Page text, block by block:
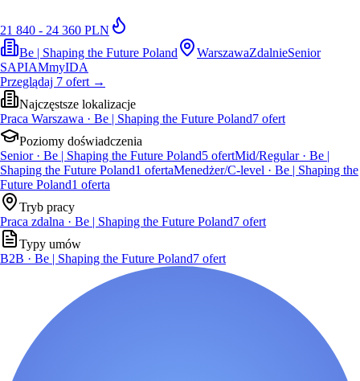
21 840 - 24 360 PLN
Be | Shaping the Future Poland
WarszawaZdalnieSenior
SAPIAMmyIDA
Przeglądaj 7 ofert →
Najczęstsze lokalizacje
Praca Warszawa · Be | Shaping the Future Poland7 ofert
Poziomy doświadczenia
Senior · Be | Shaping the Future Poland5 ofertMid/Regular · Be |
Shaping the Future Poland1 ofertaMenedżer/C-level · Be | Shaping the
Future Poland1 oferta
Tryb pracy
Praca zdalna · Be | Shaping the Future Poland7 ofert
Typy umów
B2B · Be | Shaping the Future Poland7 ofert